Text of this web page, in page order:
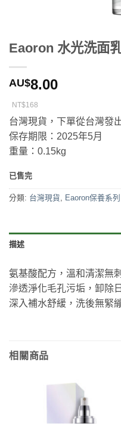
Eaoron 水光洗面
AU$8.00
NT$168
台灣現貨，下單從台灣發
保存期限：2025年5月
重量：0.15kg
已售完
分類: 台灣現貨 Eaoron保養系列
描述
氨基酸配方，溫和清潔無
滲透淨化毛孔污垢，卸除
深入補水舒緩，洗後無緊
相關商品